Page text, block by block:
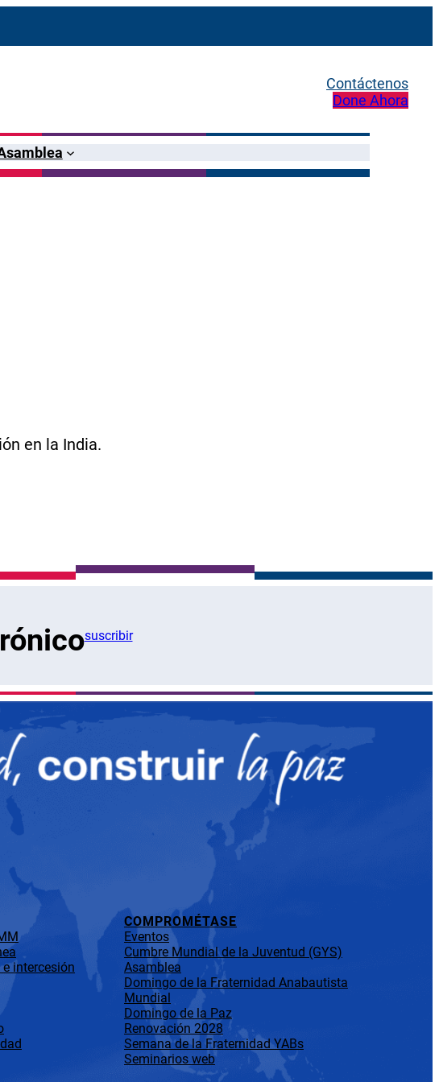
Contáctenos
Done Ahora
en la India.
suscribir
intercesión
COMPROMÉTASE
Eventos
Cumbre Mundial de la Juventud (GYS)
Asamblea
Domingo de la Fraternidad Anabautista
Mundial
Domingo de la Paz
Renovación 2028
Semana de la Fraternidad YABs
Seminarios web